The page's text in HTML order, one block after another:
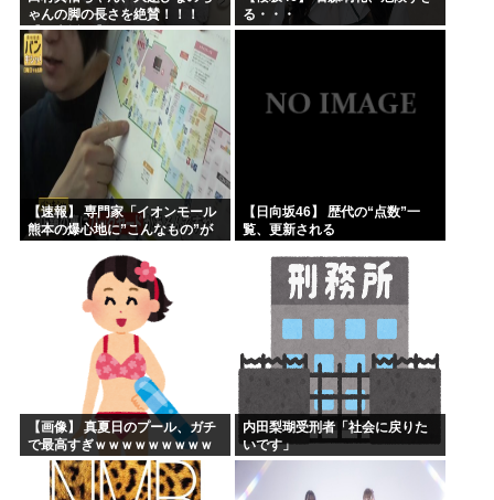
ゃんの脚の長さを絶賛！！！
【乃木坂46】
る・・・
【速報】 専門家「イオンモール
熊本の爆心地に”こんなもの”が
【日向坂46】 歴代の“点数”一
覧、更新される
【画像】 真夏日のプール、ガチ
で最高すぎｗｗｗｗｗｗｗｗｗ
内田梨瑚受刑者「社会に戻りた
いです」